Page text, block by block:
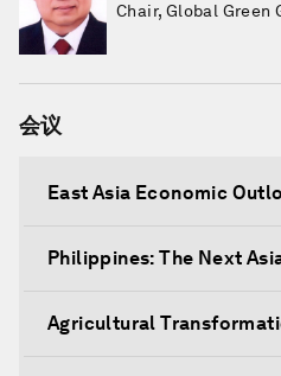
Chair, Global Green
会议
East Asia Economic
Philippines: The Next
Agricultural